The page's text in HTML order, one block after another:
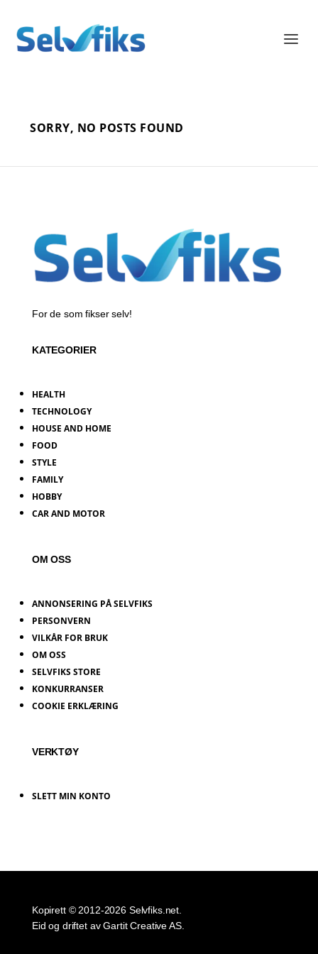
SORRY, NO POSTS FOUND
For de som fikser selv!
KATEGORIER
HEALTH
TECHNOLOGY
HOUSE AND HOME
FOOD
STYLE
FAMILY
HOBBY
CAR AND MOTOR
OM OSS
ANNONSERING PÅ SELVFIKS
PERSONVERN
VILKÅR FOR BRUK
OM OSS
SELVFIKS STORE
KONKURRANSER
COOKIE ERKLÆRING
VERKTØY
SLETT MIN KONTO
Kopirett © 2012-2026 Selvfiks.net.
Eid og driftet av Gartit Creative AS.